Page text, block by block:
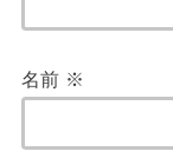
名前 ※